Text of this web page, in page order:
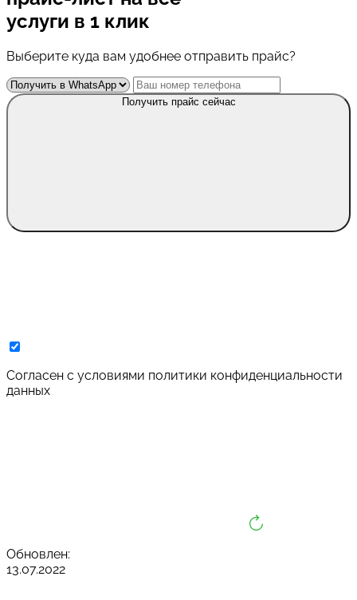
услуги в 1 клик
Выберите куда вам удобнее отправить прайс?
Получить прайс сейчас
Cогласен с условиями политики конфиденциальности
данных
Обновлен:
13.07.2022